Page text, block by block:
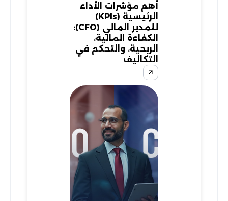
أهم مؤشرات الأداء
الرئيسية (KPIs)
للمدير المالي (CFO):
الكفاءة المالية،
الربحية، والتحكم في
التكاليف